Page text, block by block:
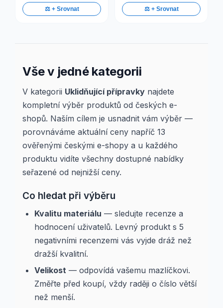
⚖️ + Srovnat ⚖️ + Srovnat
Vše v jedné kategorii
V kategorii Uklidňující přípravky najdete
kompletní výběr produktů od českých e-
shopů. Naším cílem je usnadnit vám výběr —
porovnáváme aktuální ceny napříč 13
ověřenými českými e-shopy a u každého
produktu vidíte všechny dostupné nabídky
seřazené od nejnižší ceny.
Co hledat při výběru
Kvalitu materiálu — sledujte recenze a
hodnocení uživatelů. Levný produkt s 5
negativními recenzemi vás vyjde dráž než
dražší kvalitní.
Velikost — odpovídá vašemu mazlíčkovi.
Změřte před koupí, vždy raději o číslo větší
než menší.